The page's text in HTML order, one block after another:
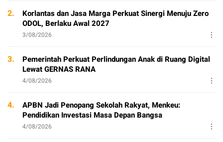
2.
Korlantas dan Jasa Marga Perkuat Sinergi Menuju Zero
ODOL, Berlaku Awal 2027
3/08/2026
3.
Pemerintah Perkuat Perlindungan Anak di Ruang Digital
Lewat GERNAS RANA
4/08/2026
4.
APBN Jadi Penopang Sekolah Rakyat, Menkeu:
Pendidikan Investasi Masa Depan Bangsa
4/08/2026